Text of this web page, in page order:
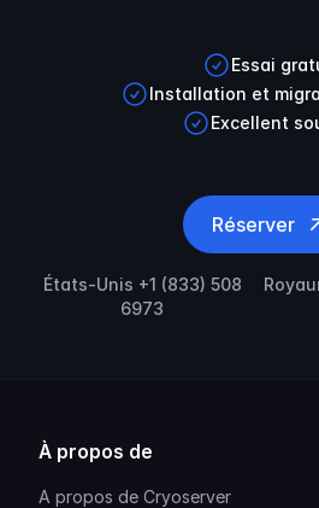
Essai
Installation et
Excellent
Réserver
États-Unis +1 (833) 508
6973
À propos de
A propos de Cryoserver